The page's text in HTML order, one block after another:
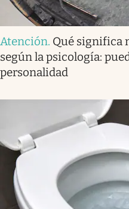
Atención. Qué significa
según la psicología:
personalidad